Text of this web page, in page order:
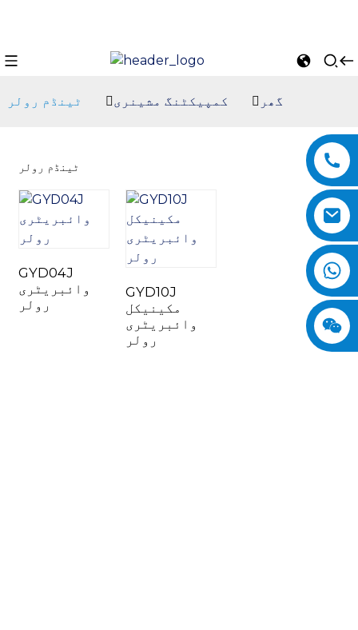
گھر کمپیکٹنگ مشینری ٹینڈم رولر
ٹینڈم رولر
GYD04J
وائبریٹری
رولر
GYD10J
مکینیکل
وائبریٹری
رولر